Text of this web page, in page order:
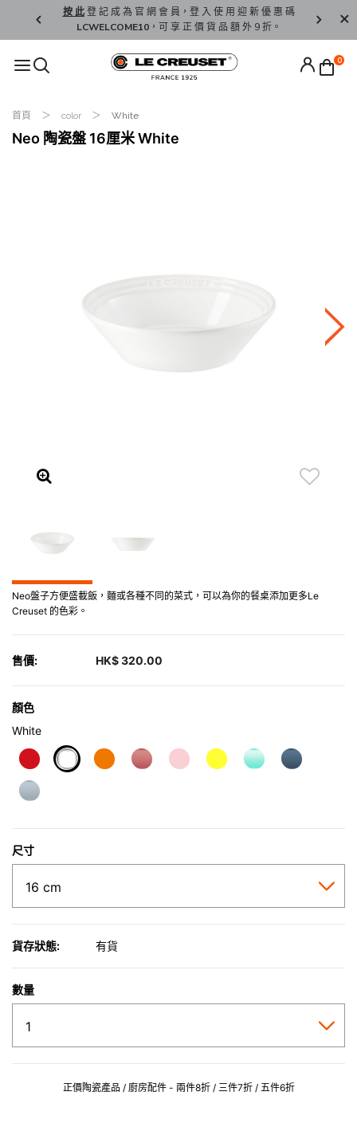
按 此登 記 成 為 官 網 會 員，登 入 使 用 迎 新 優 惠 碼
LCWELCOME10，可 享 正 價 貨 品 額 外 9 折。
香 港 / 澳
0
首頁 color White
Neo 陶瓷盤 16厘米 White
Neo盤子方便盛載飯，麵或各種不同的菜式，可以為你的餐桌添加更多Le
Creuset 的色彩。
售價: HK$ 320.00
顏色
White
尺寸
貨存狀態: 有貨
數量
正價陶瓷產品 / 廚房配件 - 兩件8折 / 三件7折 / 五件6折